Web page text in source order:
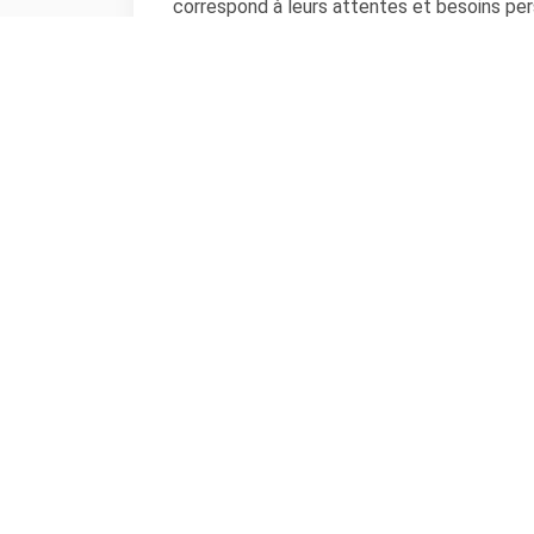
correspond à leurs attentes et besoins